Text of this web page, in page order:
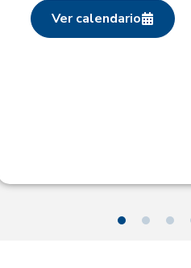
Ver calendario